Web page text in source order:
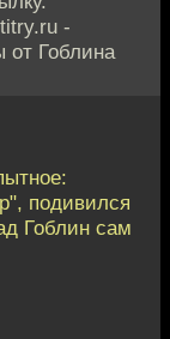
-
от Гоблина
подивился
Гоблин сам